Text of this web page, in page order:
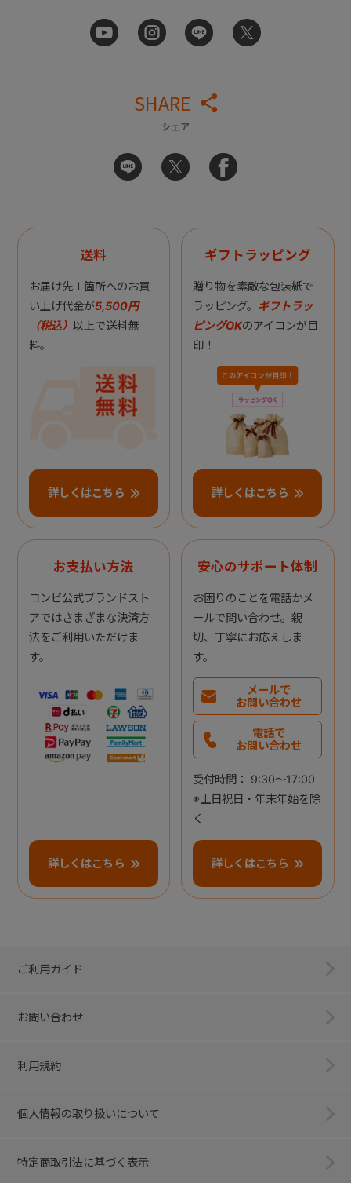
SHARE
シェア
送料
お届け先１箇所へのお買
い上げ代金が5,500円
（税込） 以上で送料無
料。
詳しくはこちら
ギフトラッピング
贈り物を素敵な包装紙で
ラッピング。 ギフトラッ
ピングOKのアイコンが目
印！
詳しくはこちら
お支払い方法
コンビ公式ブランドスト
アではさまざまな決済方
法をご利用いただけま
す。
詳しくはこちら
安心のサポート体制
お困りのことを電話かメ
ールで問い合わせ。親
切、丁寧にお応えしま
す。
メールで
お問い合わせ
電話で
お問い合わせ
受付時間： 9:30～17:00
※土日祝日・年末年始を除
く
詳しくはこちら
ご利用ガイド
お問い合わせ
利用規約
個人情報の取り扱いについて
特定商取引法に基づく表示